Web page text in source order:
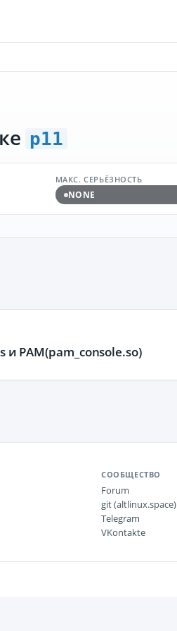
p11
МАКС. СЕРЬЁЗНОСТЬ
NONE
PAM(pam_console.so)
СООБЩЕСТВО
Forum
git (altlinux.space)
Telegram
VKontakte